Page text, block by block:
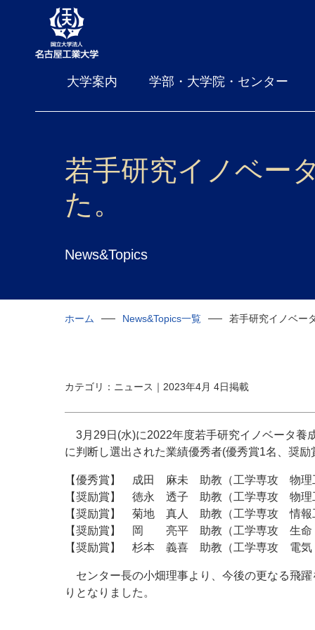
大学案内 学部・大学院・センター
若手研究イノベー
た。
News&Topics
ホーム News&Topics一覧 若手研究イノベー
カテゴリ：ニュース｜2023年4月 4日掲載
3月 29日 (水)に2022年度若手研究イノベータ養
に判断し選出された業績優秀者(優秀賞1名、奨励
【優秀賞】 成田 麻未 助教（工学専攻 物理
【奨励賞】 徳永 透子 助教（工学専攻 物理
【奨励賞】 菊地 真人 助教（工学専攻 情報
【奨励賞】 岡 亮平 助教（工学専攻 生命・
【奨励賞】 杉本 義喜 助教（工学専攻 電気
センター長の小畑理事より、今後の更なる飛
りとなりました。